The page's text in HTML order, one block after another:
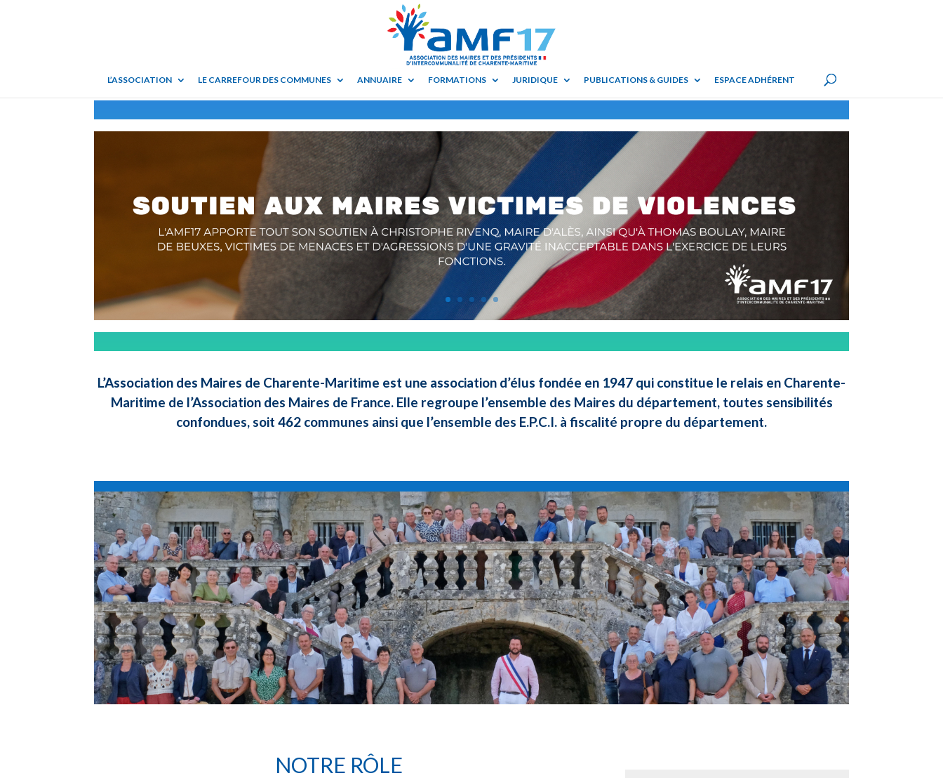
L’ASSOCIATION LE CARREFOUR DES COMMUNES ANNUAIRE FORMATIONS JURIDIQUE PUBLICATIONS & GUIDES ESPACE ADHÉRENT
L’Association des Maires de Charente-Maritime est une association d’élus fondée en 1947 qui constitue le relais en Charente-
Maritime de l’Association des Maires de France. Elle regroupe l’ensemble des Maires du département, toutes sensibilités
confondues, soit 462 communes ainsi que l’ensemble des E.P.C.I. à fiscalité propre du département.
NOTRE RÔLE